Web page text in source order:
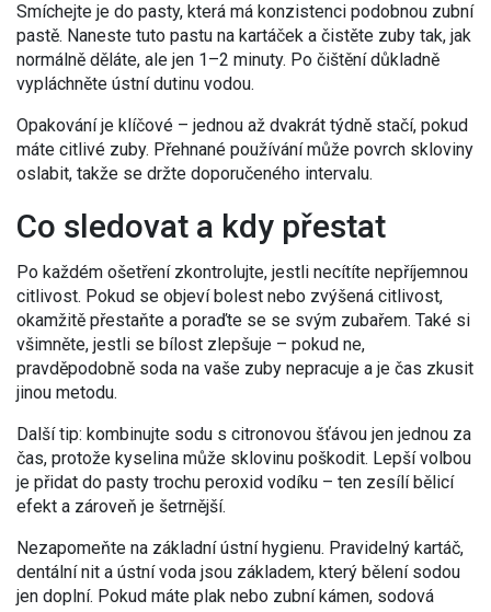
Smíchejte je do pasty, která má konzistenci podobnou zubní
pastě. Naneste tuto pastu na kartáček a čistěte zuby tak, jak
normálně děláte, ale jen 1–2 minuty. Po čištění důkladně
vypláchněte ústní dutinu vodou.
Opakování je klíčové – jednou až dvakrát týdně stačí, pokud
máte citlivé zuby. Přehnané používání může povrch skloviny
oslabit, takže se držte doporučeného intervalu.
Co sledovat a kdy přestat
Po každém ošetření zkontrolujte, jestli necítíte nepříjemnou
citlivost. Pokud se objeví bolest nebo zvýšená citlivost,
okamžitě přestaňte a poraďte se se svým zubařem. Také si
všimněte, jestli se bílost zlepšuje – pokud ne,
pravděpodobně soda na vaše zuby nepracuje a je čas zkusit
jinou metodu.
Další tip: kombinujte sodu s citronovou šťávou jen jednou za
čas, protože kyselina může sklovinu poškodit. Lepší volbou
je přidat do pasty trochu peroxid vodíku – ten zesílí bělicí
efekt a zároveň je šetrnější.
Nezapomeňte na základní ústní hygienu. Pravidelný kartáč,
dentální nit a ústní voda jsou základem, který bělení sodou
jen doplní. Pokud máte plak nebo zubní kámen, sodová